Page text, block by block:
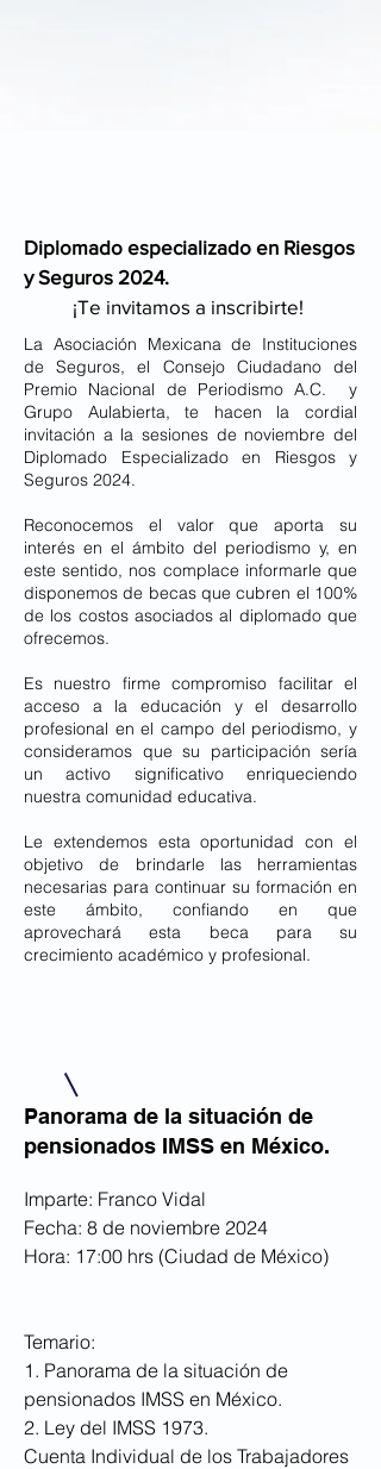
Diplomado especializado en Riesgos
y Seguros 2024.
¡Te invitamos a inscribirte!
La Asociación Mexicana de Instituciones
de Seguros, el Consejo Ciudadano del
Premio Nacional de Periodismo A.C. y
Grupo Aulabierta, te hacen la cordial
invitación a la sesiones de noviembre del
Diplomado Especializado en Riesgos y
Seguros 2024.
Reconocemos el valor que aporta su
interés en el ámbito del periodismo y, en
este sentido, nos complace informarle que
disponemos de becas que cubren el 100%
de los costos asociados al diplomado que
ofrecemos.
Es nuestro firme compromiso facilitar el
acceso a la educación y el desarrollo
profesional en el campo del periodismo, y
consideramos que su participación sería
un activo significativo enriqueciendo
nuestra comunidad educativa.
Le extendemos esta oportunidad con el
objetivo de brindarle las herramientas
necesarias para continuar su formación en
este ámbito, confiando en que
aprovechará esta beca para su
crecimiento académico y profesional.
Panorama de la situación de
pensionados IMSS en México.
Imparte: Franco Vidal
Fecha: 8 de noviembre 2024
Hora: 17:00 hrs (Ciudad de México)
Temario:
1. Panorama de la situación de
pensionados IMSS en México.
2. Ley del IMSS 1973.
Cuenta Individual de los Trabajadores